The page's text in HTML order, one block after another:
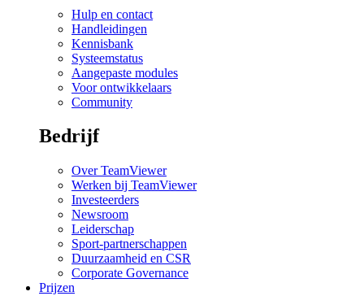
Hulp en contact
Handleidingen
Kennisbank
Systeemstatus
Aangepaste modules
Voor ontwikkelaars
Community
Bedrijf
Over TeamViewer
Werken bij TeamViewer
Investeerders
Newsroom
Leiderschap
Sport-partnerschappen
Duurzaamheid en CSR
Corporate Governance
Prijzen